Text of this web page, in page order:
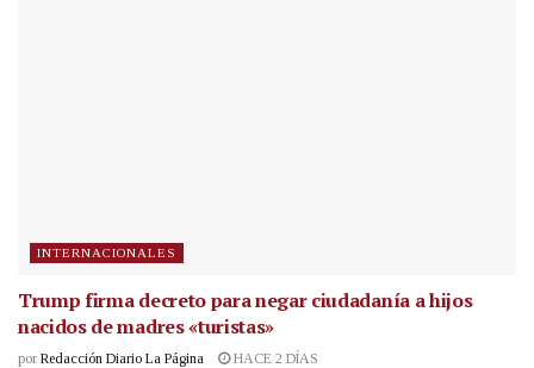
INTERNACIONALES
Trump firma decreto para negar ciudadanía a hijos
nacidos de madres «turistas»
por Redacción Diario La Página HACE 2 DÍAS